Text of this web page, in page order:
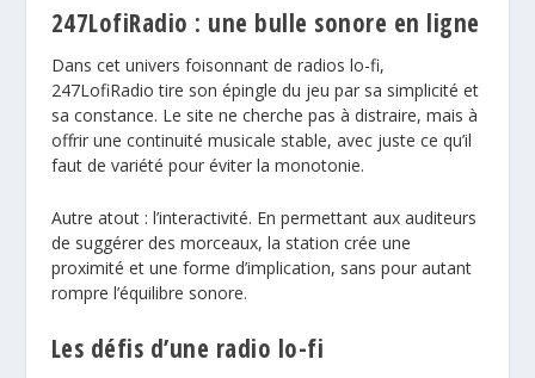
247LofiRadio : une bulle sonore en ligne
Dans cet univers foisonnant de radios lo-fi,
247LofiRadio tire son épingle du jeu par sa simplicité et
sa constance. Le site ne cherche pas à distraire, mais à
offrir une continuité musicale stable, avec juste ce qu’il
faut de variété pour éviter la monotonie.
Autre atout : l’interactivité. En permettant aux auditeurs
de suggérer des morceaux, la station crée une
proximité et une forme d’implication, sans pour autant
rompre l’équilibre sonore.
Les défis d’une radio lo-fi